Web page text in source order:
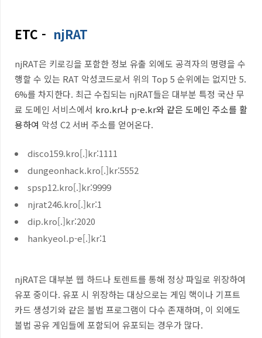
ETC - njRAT
njRAT은 키로깅을 포함한 정보 유출 외에도 공격자의 명령을 수
행할 수 있는 RAT 악성코드로서 위의 Top 5 순위에는 없지만 5.
6%를 차지한다. 최근 수집되는 njRAT들은 대부분 특정 국산 무
료 도메인 서비스에서 kro.kr나 p-e.kr와 같은 도메인 주소를 활
용하여 악성 C2 서버 주소를 얻어온다.
disco159.kro[.]kr:1111
dungeonhack.kro[.]kr:5552
spsp12.kro[.]kr:9999
njrat246.kro[.]kr:1
dip.kro[.]kr:2020
hankyeol.p-e[.]kr:1
njRAT은 대부분 웹 하드나 토렌트를 통해 정상 파일로 위장하여
유포 중이다. 유포 시 위장하는 대상으로는 게임 핵이나 기프트
카드 생성기와 같은 불법 프로그램이 다수 존재하며, 이 외에도
불법 공유 게임들에 포함되어 유포되는 경우가 많다.